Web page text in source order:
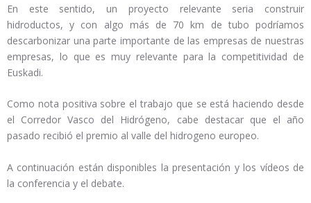
En este sentido, un proyecto relevante seria construir
hidroductos, y con algo más de 70 km de tubo podríamos
descarbonizar una parte importante de las empresas de nuestras
empresas, lo que es muy relevante para la competitividad de
Euskadi.
Como nota positiva sobre el trabajo que se está haciendo desde
el Corredor Vasco del Hidrógeno, cabe destacar que el año
pasado recibió el premio al valle del hidrogeno europeo.
A continuación están disponibles la presentación y los vídeos de
la conferencia y el debate.